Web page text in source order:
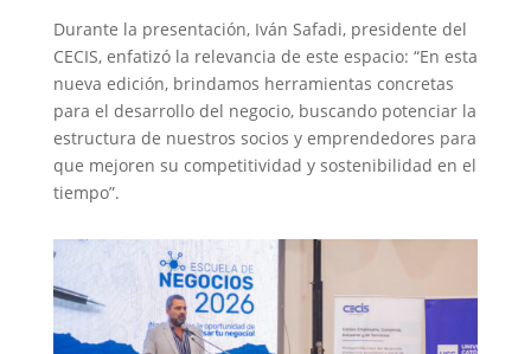
Durante la presentación, Iván Safadi, presidente del
CECIS, enfatizó la relevancia de este espacio: “En esta
nueva edición, brindamos herramientas concretas
para el desarrollo del negocio, buscando potenciar la
estructura de nuestros socios y emprendedores para
que mejoren su competitividad y sostenibilidad en el
tiempo”.